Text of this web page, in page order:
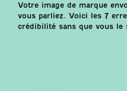
Votre image de marque
vous parliez. Voici les 7
crédibilité sans que vous le